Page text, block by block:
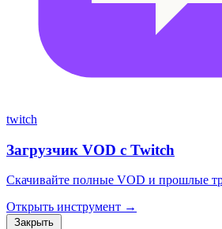
twitch
Загрузчик VOD с Twitch
Скачивайте полные VOD и прошлые
Открыть инструмент →
Закрыть